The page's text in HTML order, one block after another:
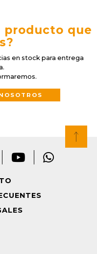
producto que
en stock para entrega